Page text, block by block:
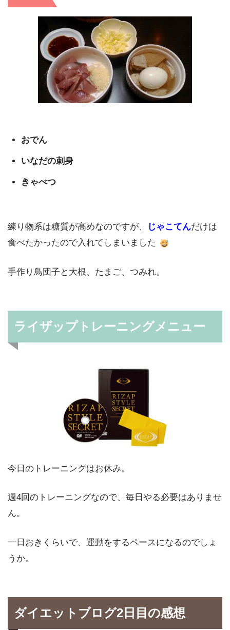
おでん
いなだの刺身
きゃべつ
練り物系は糖質が高めなのですが、 じゃこてんだけは
食べたかったので入れてしまいました
手作り鳥団子と大根、たまご、つみれ。
ライザップトレーニングメニュー
今日のトレーニングはお休み。
週4回のトレーニングなので、毎日やる必要はありませ
ん。
一日おきくらいで、運動をするペースになるのでしょ
うか。
ダイエットブログ2日目の感想